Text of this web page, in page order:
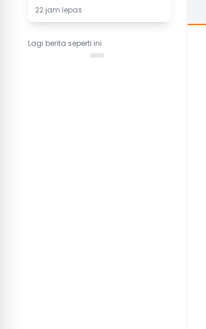
22 jam lepas
Lagi berita seperti ini